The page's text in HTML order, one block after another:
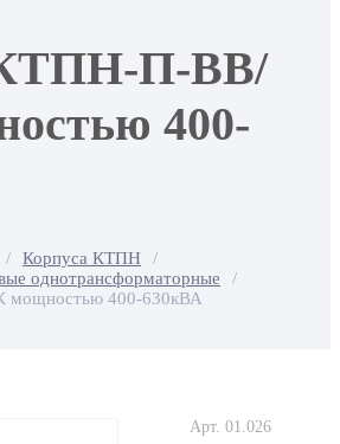
П-ВВ/
400-
/ Корпуса КТПН
/
однотрансформаторные
/
400-630кВА
Арт. 01.026